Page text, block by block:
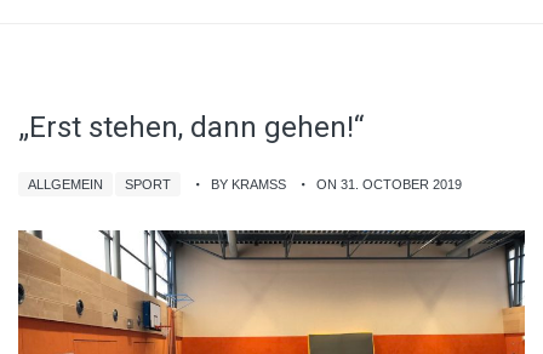
„Erst stehen, dann gehen!“
ALLGEMEIN SPORT BY KRAMSS ON 31. OCTOBER 2019